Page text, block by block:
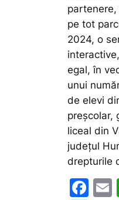
pe tot
2024, o
egal, în
unui
de elevi
preșcolar,
liceal din
județul
drepturile
F